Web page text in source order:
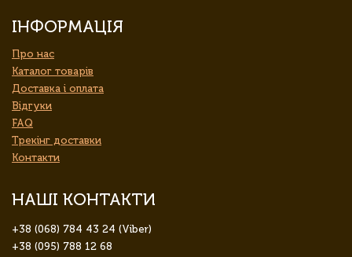
ІНФОРМАЦІЯ
Про нас
Каталог товарів
Доставка і оплата
Відгуки
FAQ
Трекінг доставки
Контакти
НАШІ КОНТАКТИ
+38 (068) 784 43 24 (Viber)
+38 (095) 788 12 68